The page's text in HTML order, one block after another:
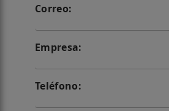
Correo:
Empresa:
Teléfono: